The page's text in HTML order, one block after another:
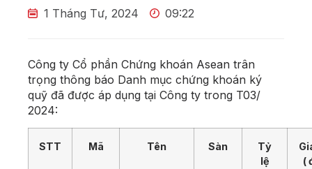
1 Tháng Tư, 2024 09:22
Công ty Cổ phần Chứng khoán Asean trân
trọng thông báo Danh mục chứng khoán ký
quỹ đã được áp dụng tại Công ty trong T03/
2024:
STT Mã Tên Sàn
Tỷ
lệ
(